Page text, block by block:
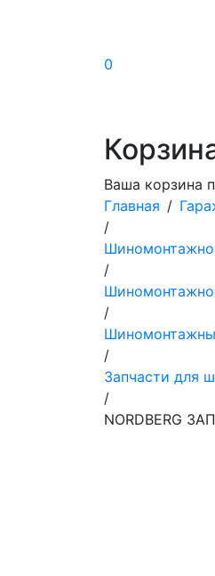
0
Ваша корзина
Главная /
/
/
/
/
Запчасти для
/
NORDBERG